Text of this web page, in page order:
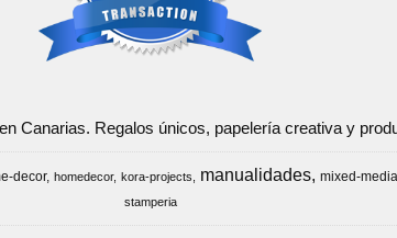
Canarias. Regalos únicos, papelería creativa y
decor homedecor kora-projects manualidades mixed-media
stamperia